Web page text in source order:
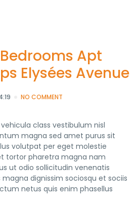
Apt
Elysées Avenue
NO COMMENT
class vestibulum nisl
magna sed amet purus sit
volutpat per eget molestie
tortor pharetra magna nam
ut odio sollicitudin venenatis
dignissim sociosqu et sociis
netus quis enim phasellus